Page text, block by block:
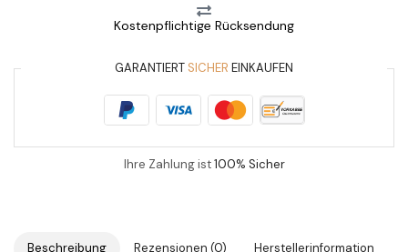
Kostenpflichtige Rücksendung
GARANTIERT SICHER EINKAUFEN
Ihre Zahlung ist100% Sicher
Beschreibung Rezensionen (0) Herstellerinformation